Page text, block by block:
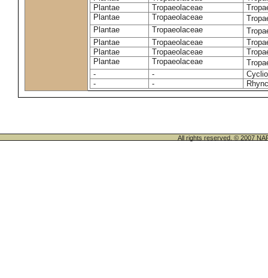
Plantae
Tropaeolaceae
Plantae
Tropaeolaceae
Plantae
Tropaeolaceae
Plantae
Tropaeolaceae
Plantae
Tropaeolaceae
Plantae
Tropaeolaceae
-
-
-
-
All rights reserved. © 2007